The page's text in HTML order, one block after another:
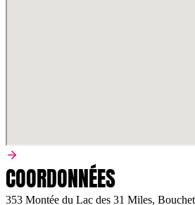
COORDONNÉES
353 Montée du Lac des 31 Miles,